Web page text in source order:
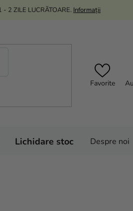
2 ZILE LUCRĂTOARE. Informații
Favorite
Lichidare stoc Despre noi